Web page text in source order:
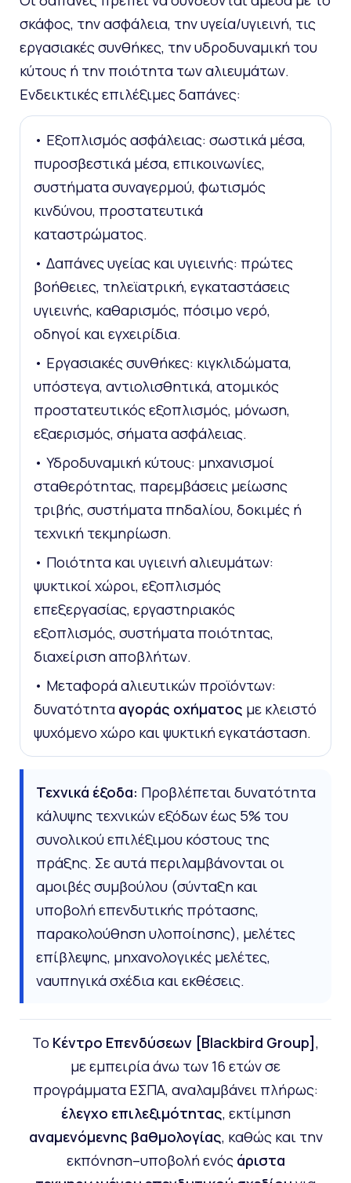
σκάφος, την ασφάλεια, την υγεία/υγιεινή, τις
εργασιακές συνθήκες, την υδροδυναμική του
κύτους ή την ποιότητα των αλιευμάτων.
Ενδεικτικές επιλέξιμες δαπάνες:
• Εξοπλισμός ασφάλειας: σωστικά μέσα,
πυροσβεστικά μέσα, επικοινωνίες,
συστήματα συναγερμού, φωτισμός
κινδύνου, προστατευτικά
καταστρώματος.
• Δαπάνες υγείας και υγιεινής: πρώτες
βοήθειες, τηλεϊατρική, εγκαταστάσεις
υγιεινής, καθαρισμός, πόσιμο νερό,
οδηγοί και εγχειρίδια.
• Εργασιακές συνθήκες: κιγκλιδώματα,
υπόστεγα, αντιολισθητικά, ατομικός
προστατευτικός εξοπλισμός, μόνωση,
εξαερισμός, σήματα ασφάλειας.
• Υδροδυναμική κύτους: μηχανισμοί
σταθερότητας, παρεμβάσεις μείωσης
τριβής, συστήματα πηδαλίου, δοκιμές ή
τεχνική τεκμηρίωση.
• Ποιότητα και υγιεινή αλιευμάτων:
ψυκτικοί χώροι, εξοπλισμός
επεξεργασίας, εργαστηριακός
εξοπλισμός, συστήματα ποιότητας,
διαχείριση αποβλήτων.
• Μεταφορά αλιευτικών προϊόντων:
δυνατότητα αγοράς οχήματος με κλειστό
ψυχόμενο χώρο και ψυκτική εγκατάσταση.
Τεχνικά έξοδα: Προβλέπεται δυνατότητα
κάλυψης τεχνικών εξόδων έως 5% του
συνολικού επιλέξιμου κόστους της
πράξης. Σε αυτά περιλαμβάνονται οι
αμοιβές συμβούλου (σύνταξη και
υποβολή επενδυτικής πρότασης,
παρακολούθηση υλοποίησης), μελέτες
επίβλεψης, μηχανολογικές μελέτες,
ναυπηγικά σχέδια και εκθέσεις.
Το Κέντρο Επενδύσεων [Blackbird Group] ,
με εμπειρία άνω των 16 ετών σε
προγράμματα ΕΣΠΑ, αναλαμβάνει πλήρως:
έλεγχο επιλεξιμότητας, εκτίμηση
αναμενόμενης βαθμολογίας, καθώς και την
εκπόνηση–υποβολή ενός άριστα